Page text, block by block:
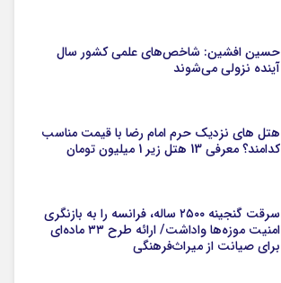
حسین افشین: شاخص‌های علمی کشور سال
آینده نزولی می‌شوند
هتل های نزدیک حرم امام رضا با قیمت مناسب
کدامند؟ معرفی 13 هتل زیر 1 میلیون تومان
سرقت گنجینه ۲۵۰۰ ساله، فرانسه را به بازنگری
امنیت موزه‌ها واداشت/ ارائه طرح ۳۳ ماده‌ای
برای صیانت از میراث‌فرهنگی